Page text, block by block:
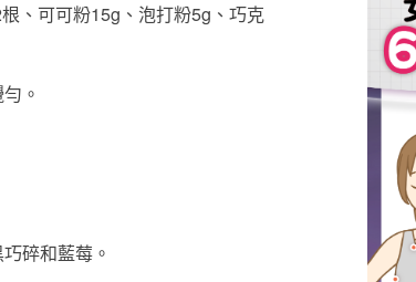
、可可粉15g、泡打粉5g、巧克
。
碎和藍莓。